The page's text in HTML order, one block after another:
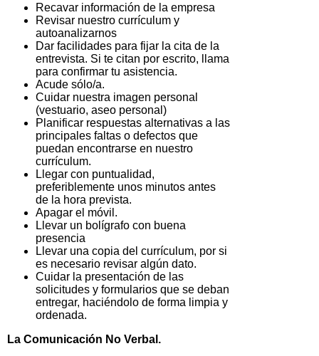
Recavar información de la empresa
Revisar nuestro currículum y
autoanalizarnos
Dar facilidades para fijar la cita de la
entrevista. Si te citan por escrito, llama
para confirmar tu asistencia.
Acude sólo/a.
Cuidar nuestra imagen personal
(vestuario, aseo personal)
Planificar respuestas alternativas a las
principales faltas o defectos que
puedan encontrarse en nuestro
currículum.
Llegar con puntualidad,
preferiblemente unos minutos antes
de la hora prevista.
Apagar el móvil.
Llevar un bolígrafo con buena
presencia
Llevar una copia del currículum, por si
es necesario revisar algún dato.
Cuidar la presentación de las
solicitudes y formularios que se deban
entregar, haciéndolo de forma limpia y
ordenada.
La Comunicación No Verbal.